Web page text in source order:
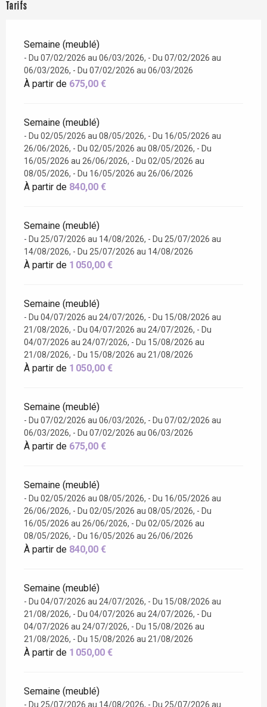
Tarifs
Semaine (meublé)
- Du 07/02/2026 au 06/03/2026, - Du 07/02/2026 au
06/03/2026, - Du 07/02/2026 au 06/03/2026
À partir de 675,00 €
Semaine (meublé)
- Du 02/05/2026 au 08/05/2026, - Du 16/05/2026 au
26/06/2026, - Du 02/05/2026 au 08/05/2026, - Du
16/05/2026 au 26/06/2026, - Du 02/05/2026 au
08/05/2026, - Du 16/05/2026 au 26/06/2026
À partir de 840,00 €
Semaine (meublé)
- Du 25/07/2026 au 14/08/2026, - Du 25/07/2026 au
14/08/2026, - Du 25/07/2026 au 14/08/2026
À partir de 1 050,00 €
Semaine (meublé)
- Du 04/07/2026 au 24/07/2026, - Du 15/08/2026 au
21/08/2026, - Du 04/07/2026 au 24/07/2026, - Du
04/07/2026 au 24/07/2026, - Du 15/08/2026 au
21/08/2026, - Du 15/08/2026 au 21/08/2026
À partir de 1 050,00 €
Semaine (meublé)
- Du 07/02/2026 au 06/03/2026, - Du 07/02/2026 au
06/03/2026, - Du 07/02/2026 au 06/03/2026
À partir de 675,00 €
Semaine (meublé)
- Du 02/05/2026 au 08/05/2026, - Du 16/05/2026 au
26/06/2026, - Du 02/05/2026 au 08/05/2026, - Du
16/05/2026 au 26/06/2026, - Du 02/05/2026 au
08/05/2026, - Du 16/05/2026 au 26/06/2026
À partir de 840,00 €
Semaine (meublé)
- Du 04/07/2026 au 24/07/2026, - Du 15/08/2026 au
21/08/2026, - Du 04/07/2026 au 24/07/2026, - Du
04/07/2026 au 24/07/2026, - Du 15/08/2026 au
21/08/2026, - Du 15/08/2026 au 21/08/2026
À partir de 1 050,00 €
Semaine (meublé)
- Du 25/07/2026 au 14/08/2026, - Du 25/07/2026 au